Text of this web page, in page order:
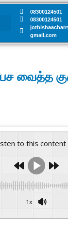
08300124501
08300124501
gmail.com
வைத்த
to this content
1x